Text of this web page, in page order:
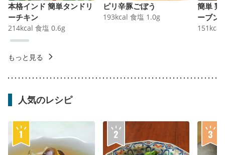
本格インド 簡単タンドリ
ーチキン
214kcal 食塩 0.6g
ピリ辛豚ごぼう
193kcal 食塩 1.0g
簡単 鶏
ーブン
151 kcal
もっと見る
人気のレシピ